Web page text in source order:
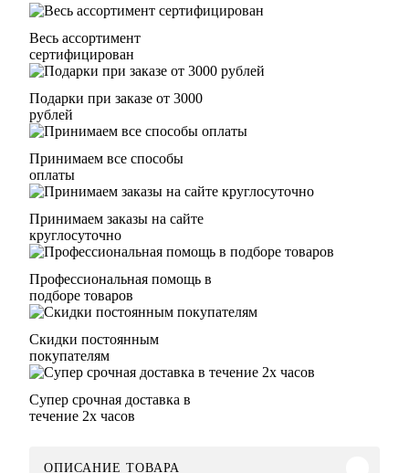
Весь ассортимент
сертифицирован
Подарки при заказе от 3000
рублей
Принимаем все способы
оплаты
Принимаем заказы на сайте
круглосуточно
Профессиональная помощь в
подборе товаров
Скидки постоянным
покупателям
Супер срочная доставка в
течение 2х часов
ОПИСАНИЕ ТОВАРА